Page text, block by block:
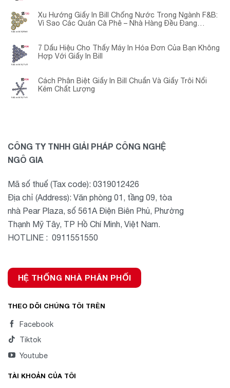
Xu Hướng Giấy In Bill Chống Nước Trong Ngành F&B:
Vì Sao Các Quán Cà Phê – Nhà Hàng Đều Đang
7 Dấu Hiệu Cho Thấy Máy In Hóa Đơn Của Bạn Không
Hợp Với Giấy In Bill
Cách Phân Biệt Giấy In Bill Chuẩn Và Giấy Trôi Nổi
Kém Chất Lượng
CÔNG TY TNHH GIẢI PHÁP CÔNG NGHỆ
NGÔ GIA
Mã số thuế (Tax code): 0319012426
Địa chỉ (Address): Văn phòng 01, tầng 09, tòa
nhà Pear Plaza, số 561A Điện Biên Phủ, Phường
Thạnh Mỹ Tây, TP Hồ Chí Minh, Việt Nam.
HOTLINE : 0911551550
HỆ THỐNG NHÀ PHÂN PHỐI
THEO DÕI CHÚNG TÔI TRÊN
Facebook
Tiktok
Youtube
TÀI KHOẢN CỦA TÔI